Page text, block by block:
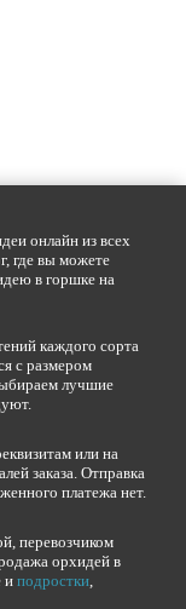
онлайн из всех
где вы можете
в горшке на
каждого сорта
с размером
лучшие
или на
заказа. Отправка
платежа нет.
перевозчиком
орхидей в
иподростки,